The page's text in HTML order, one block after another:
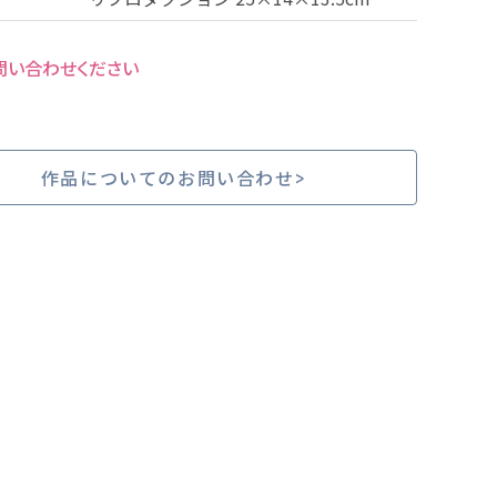
い合わせください
作品についてのお問い合わせ